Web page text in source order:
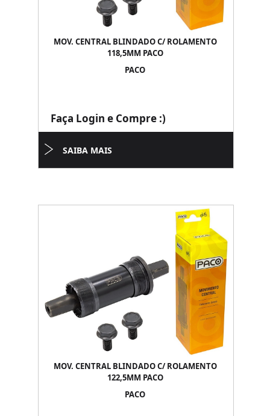
MOV. CENTRAL BLINDADO C/ ROLAMENTO
118,5MM PACO
PACO
Faça Login e Compre :)
SAIBA MAIS
MOV. CENTRAL BLINDADO C/ ROLAMENTO
122,5MM PACO
PACO